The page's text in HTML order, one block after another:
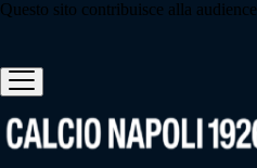
Questo sito contribuisce alla